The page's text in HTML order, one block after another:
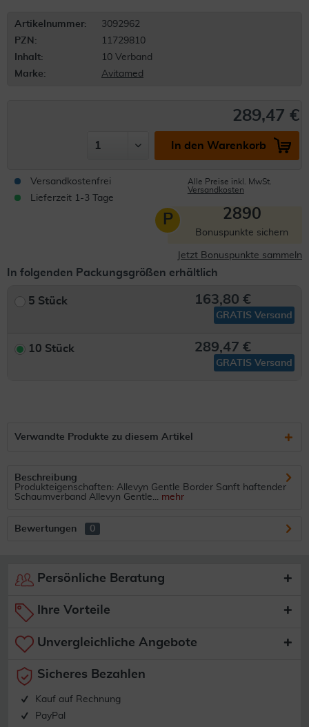
Artikelnummer:
3092962
PZN:
11729810
Inhalt:
10 Verband
Marke:
Avitamed
289,47 €
In den Warenkorb
Versandkostenfrei
Lieferzeit 1-3 Tage
Alle Preise inkl. MwSt.
Versandkosten
P 2890
Bonuspunkte sichern
Jetzt Bonuspunkte sammeln
In folgenden Packungsgrößen erhältlich
5 Stück 163,80 €
GRATIS Versand
10 Stück 289,47 €
GRATIS Versand
Verwandte Produkte zu diesem Artikel
Beschreibung
Produkteigenschaften: Allevyn Gentle Border Sanft haftender
Schaumverband Allevyn Gentle... mehr
Bewertungen 0
Persönliche Beratung
Ihre Vorteile
Unvergleichliche Angebote
Sicheres Bezahlen
Kauf auf Rechnung
PayPal